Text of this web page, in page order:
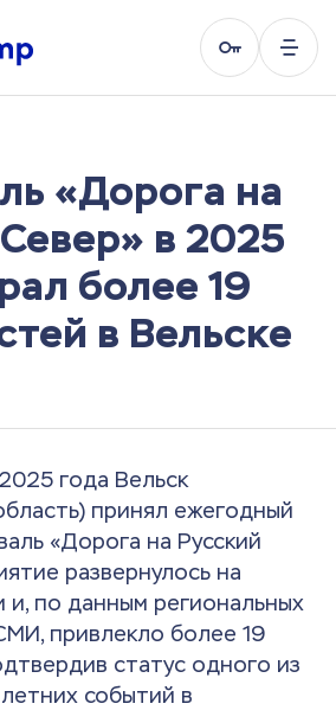
«Дорога на
в 2025
более 19
в Вельске
года Вельск
принял ежегодный
«Дорога на Русский
развернулось на
и, по данным региональных
привлекло более 19
статус одного из
событий в